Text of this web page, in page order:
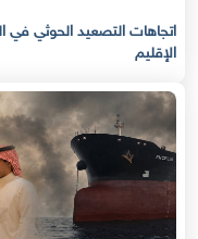
اتجاهات التصعيد الحوثي في
الإقليم